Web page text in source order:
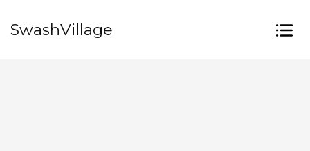
SwashVillage